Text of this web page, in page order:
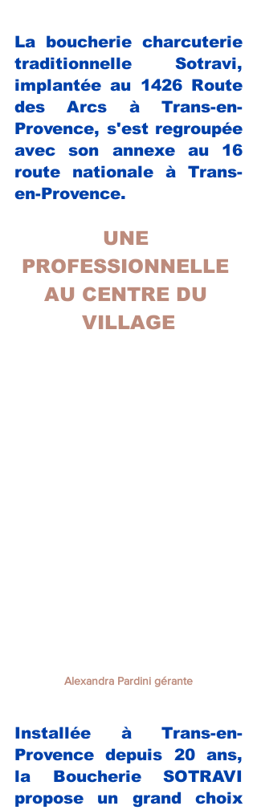
La boucherie charcuterie
traditionnelle Sotravi,
implantée au 1426 Route
des Arcs à Trans-en-
Provence, s'est regroupée
avec son annexe au 16
route nationale à Trans-
en-Provence.
UNE
PROFESSIONNELLE
AU CENTRE DU
VILLAGE
Alexandra Pardini gérante
Installée à Trans-en-
Provence depuis 20 ans,
la Boucherie SOTRAVI
propose un grand choix